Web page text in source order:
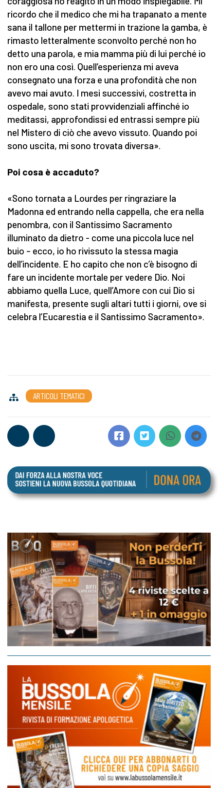
ricordo che il medico che mi ha trapanato a mente
sana il tallone per mettermi in trazione la gamba, è
rimasto letteralmente sconvolto perché non ho
detto una parola, e mia mamma più di lui perché io
non ero una così. Quell’esperienza mi aveva
consegnato una forza e una profondità che non
avevo mai avuto. I mesi successivi, costretta in
ospedale, sono stati provvidenziali affinché io
meditassi, approfondissi ed entrassi sempre più
nel Mistero di ciò che avevo vissuto. Quando poi
sono uscita, mi sono trovata diversa».
Poi cosa è accaduto?
«Sono tornata a Lourdes per ringraziare la
Madonna ed entrando nella cappella, che era nella
penombra, con il Santissimo Sacramento
illuminato da dietro - come una piccola luce nel
buio – ecco, io ho rivissuto la stessa magia
dell’incidente. E ho capito che non c’è bisogno di
fare un incidente mortale per vedere Dio. Noi
abbiamo quella Luce, quell’Amore con cui Dio si
manifesta, presente sugli altari tutti i giorni, ove si
celebra l’Eucarestia e il Santissimo Sacramento».
ARTICOLI TEMATICI